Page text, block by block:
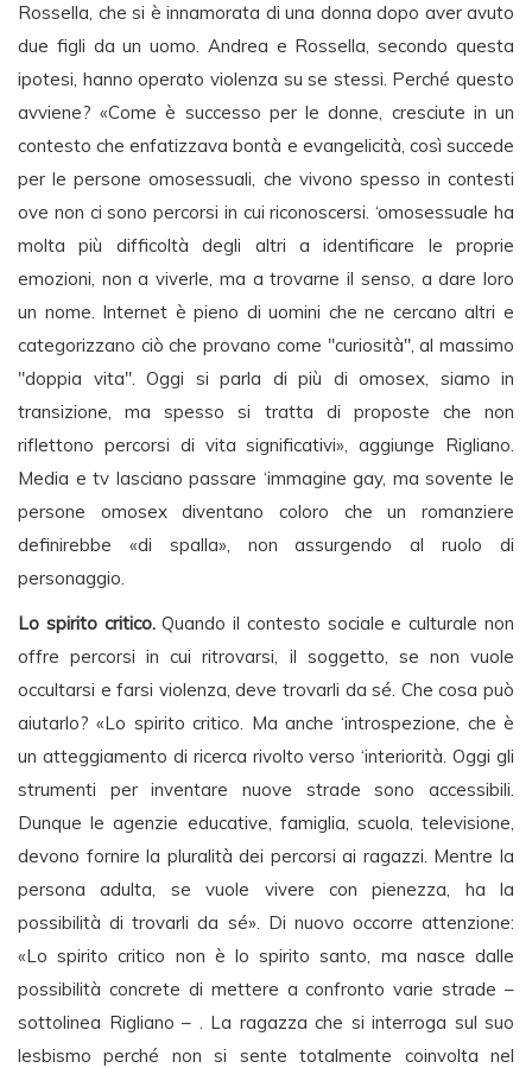
Rossella, che si è innamorata di una donna dopo aver avuto
due figli da un uomo. Andrea e Rossella, secondo questa
ipotesi, hanno operato violenza su se stessi. Perché questo
avviene? «Come è successo per le donne, cresciute in un
contesto che enfatizzava bontà e evangelicità, così succede
per le persone omosessuali, che vivono spesso in contesti
ove non ci sono percorsi in cui riconoscersi. ‘omosessuale ha
molta più difficoltà degli altri a identificare le proprie
emozioni, non a viverle, ma a trovarne il senso, a dare loro
un nome. Internet è pieno di uomini che ne cercano altri e
categorizzano ciò che provano come "curiosità", al massimo
"doppia vita". Oggi si parla di più di omosex, siamo in
transizione, ma spesso si tratta di proposte che non
riflettono percorsi di vita significativi», aggiunge Rigliano.
Media e tv lasciano passare ‘immagine gay, ma sovente le
persone omosex diventano coloro che un romanziere
definirebbe «di spalla», non assurgendo al ruolo di
personaggio.
Lo spirito critico.Quando il contesto sociale e culturale non
offre percorsi in cui ritrovarsi, il soggetto, se non vuole
occultarsi e farsi violenza, deve trovarli da sé. Che cosa può
aiutarlo? «Lo spirito critico. Ma anche ‘introspezione, che è
un atteggiamento di ricerca rivolto verso ‘interiorità. Oggi gli
strumenti per inventare nuove strade sono accessibili.
Dunque le agenzie educative, famiglia, scuola, televisione,
devono fornire la pluralità dei percorsi ai ragazzi. Mentre la
persona adulta, se vuole vivere con pienezza, ha la
possibilità di trovarli da sé». Di nuovo occorre attenzione:
«Lo spirito critico non è lo spirito santo, ma nasce dalle
possibilità concrete di mettere a confronto varie strade –
sottolinea Rigliano – . La ragazza che si interroga sul suo
lesbismo perché non si sente totalmente coinvolta nel